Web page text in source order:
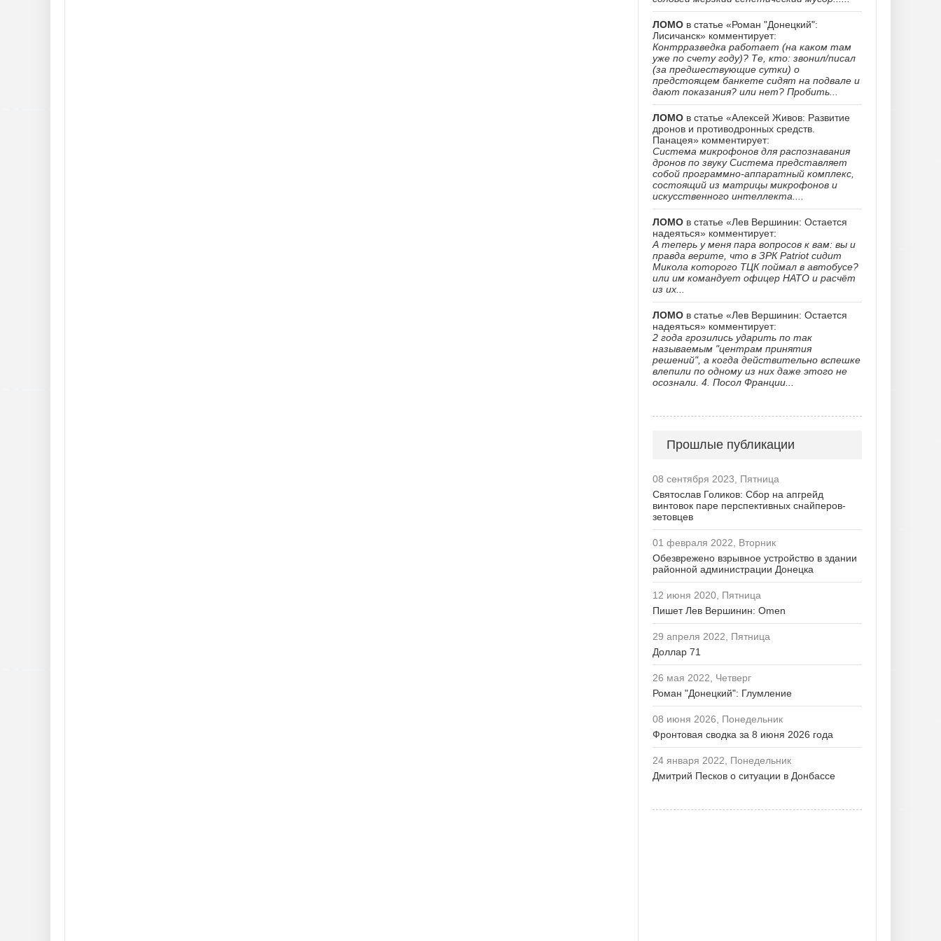
ЛОМО в статье «Роман "Донецкий":
Лисичанск» комментирует:
Контрразведка работает (на каком там
уже по счету году)? Те, кто: звонил/писал
(за предшествующие сутки) о
предстоящем банкете сидят на подвале и
дают показания? или нет? Пробить...
ЛОМО в статье «Алексей Живов: Развитие
дронов и противодронных средств.
Панацея» комментирует:
Система микрофонов для распознавания
дронов по звуку Система представляет
собой программно-аппаратный комплекс,
состоящий из матрицы микрофонов и
искусственного интеллекта....
ЛОМО в статье «Лев Вершинин: Остается
надеяться» комментирует:
А теперь у меня пара вопросов к вам: вы и
правда верите, что в ЗРК Patriot сидит
Микола которого ТЦК поймал в автобусе?
или им командует офицер НАТО и расчёт
из их...
ЛОМО в статье «Лев Вершинин: Остается
надеяться» комментирует:
2 года грозились ударить по так
называемым "центрам принятия
решений", а когда действительно вспешке
влепили по одному из них даже этого не
осознали. 4. Посол Франции...
Прошлые публикации
08 сентября 2023, Пятница
Святослав Голиков: Сбор на апгрейд
винтовок паре перспективных снайперов-
зетовцев
01 февраля 2022, Вторник
Обезврежено взрывное устройство в здании
районной администрации Донецка
12 июня 2020, Пятница
Пишет Лев Вершинин: Omen
29 апреля 2022, Пятница
Доллар 71
26 мая 2022, Четверг
Роман "Донецкий": Глумление
08 июня 2026, Понедельник
Фронтовая сводка за 8 июня 2026 года
24 января 2022, Понедельник
Дмитрий Песков о ситуации в Донбассе